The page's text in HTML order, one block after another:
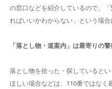
の窓口などを紹介しているので、
ればいいかわからない」という場合
「落とし物・道案内」は最寄りの
落とし物を拾った・探していると
ほしい場合などは、110番ではなく